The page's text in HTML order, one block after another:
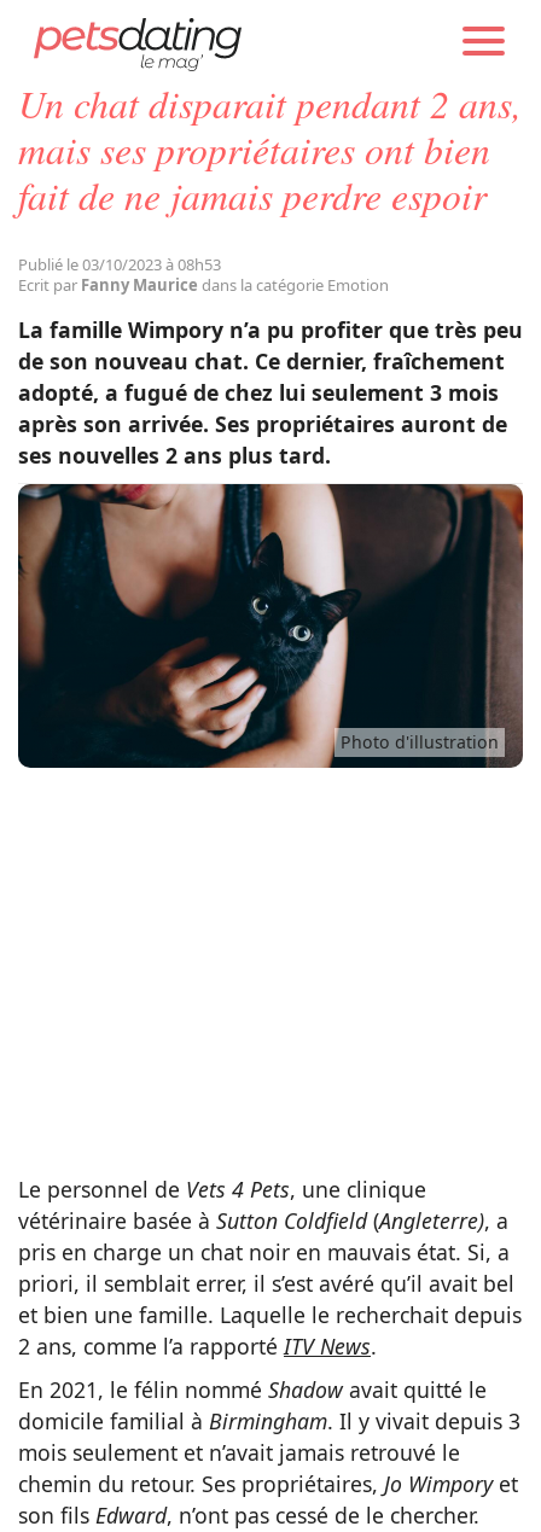
Chien
Chat
Faits Divers
Emotion
Tops
Sauvetages
Conso
PETS DATING ACTUALITÉS EMOTION
Un chat disparait pendant 2 ans,
mais ses propriétaires ont bien
fait de ne jamais perdre espoir
Publié le 03/10/2023 à 08h53
Ecrit par Fanny Maurice dans la catégorie Emotion
La famille Wimpory n’a pu profiter que très peu
de son nouveau chat. Ce dernier, fraîchement
adopté, a fugué de chez lui seulement 3 mois
après son arrivée. Ses propriétaires auront de
ses nouvelles 2 ans plus tard.
Photo d'illustration
Le personnel de Vets 4 Pets, une clinique
vétérinaire basée à Sutton Coldfield(Angleterre), a
pris en charge un chat noir en mauvais état. Si, a
priori, il semblait errer, il s’est avéré qu’il avait bel
et bien une famille. Laquelle le recherchait depuis
2 ans, comme l’a rapportéITV News.
En 2021, le félin nommé Shadowavait quitté le
domicile familial à Birmingham. Il y vivait depuis 3
mois seulement et n’avait jamais retrouvé le
chemin du retour. Ses propriétaires, Jo Wimporyet
son fils Edward, n’ont pas cessé de le chercher.